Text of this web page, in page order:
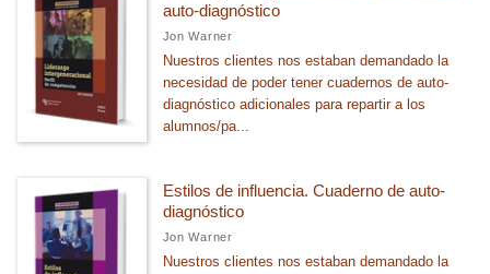
Management
SUBCOLECCIONES
Guías
Herramientas GPC
PNL
auto-diagnóstico
Jon Warner
Nuestros clientes nos estaban demandado la
necesidad de poder tener cuadernos de auto-
diagnóstico adicionales para repartir a los
alumnos/pa...
Estilos de influencia. Cuaderno de auto-
diagnóstico
Jon Warner
Nuestros clientes nos estaban demandado la